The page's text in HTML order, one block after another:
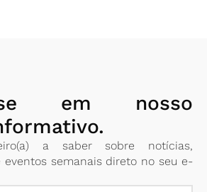
se em nosso
a saber sobre notícias,
semanais direto no seu e-